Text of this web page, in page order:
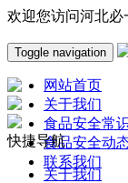
欢迎您访问河北必
Toggle navigation
网站首页
关于我们
食品安全常
食品安全动
联系我们
快捷导航
关于我们